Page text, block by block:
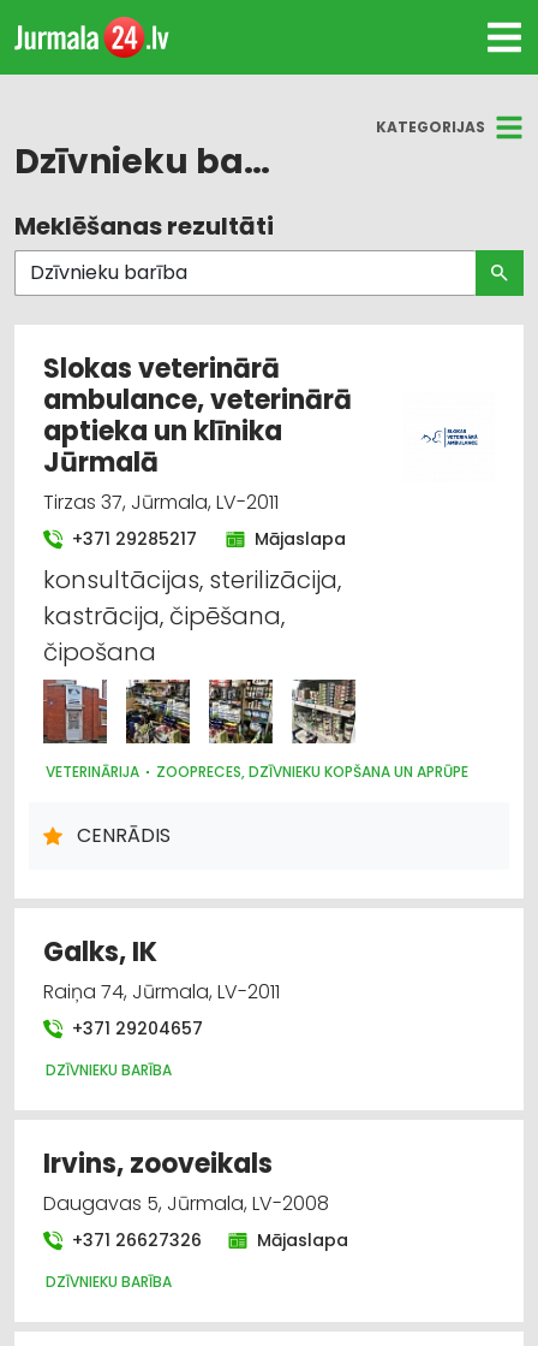
KATEGORIJAS
Dzīvnieku barība
Visas nozares
Dzīvnieku barība
Veterinārija
Kravu pārvadājumi: auto
Muita
Noliktavu pakalpojumi
Autotransports
Internetveikali, e-komercija
Kravu pārvadājumi: kuģu
Meklēšanas rezultāti
Slokas veterinārā
ambulance, veterinārā
aptieka un klīnika
Jūrmalā
Tirzas 37, Jūrmala, LV-2011
+371 29285217 Mājaslapa
konsultācijas, sterilizācija,
kastrācija, čipēšana,
čipošana
VETERINĀRIJA ZOOPRECES, DZĪVNIEKU KOPŠANA UN APRŪPE
CENRĀDIS
Galks, IK
Raiņa 74, Jūrmala, LV-2011
+371 29204657
DZĪVNIEKU BARĪBA
Irvins, zooveikals
Daugavas 5, Jūrmala, LV-2008
+371 26627326 Mājaslapa
DZĪVNIEKU BARĪBA